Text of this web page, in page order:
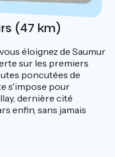
(47 km)
éloignez de Saumur
sur les premiers
poncutées de
s'impose pour
dernière cité
enfin, sans jamais